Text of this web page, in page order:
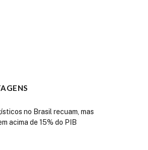
no Brasil recuam, mas
acima de 15% do PIB